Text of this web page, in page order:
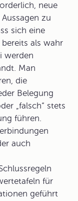
neue
zu
sich eine
als wahr
werden
Man
die
Belegung
„falsch“ stets
führen.
auch
für
geführt